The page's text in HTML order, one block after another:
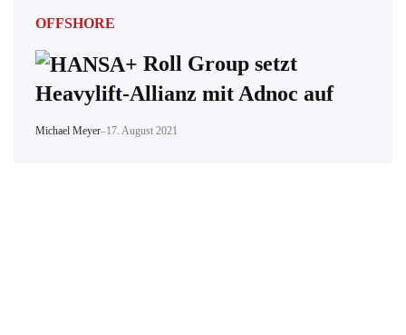
OFFSHORE
Roll Group setzt
Heavylift-Allianz mit Adnoc auf
Michael Meyer–17. August 2021